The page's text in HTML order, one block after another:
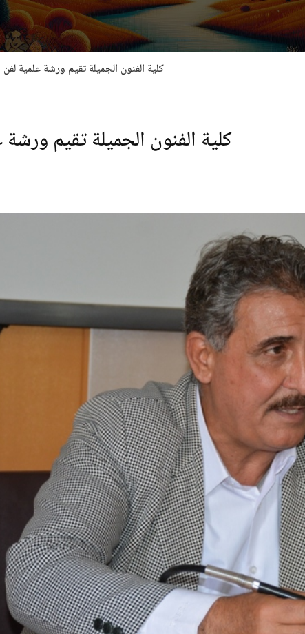
كلية الفنون الجميلة تقيم ورشة علمية
كلية الفنون الجميلة تقيم